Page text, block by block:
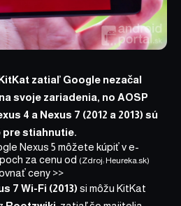
zatiaľ Google nezačal
svoje zariadenia, no AOSP
4 a Nexus 7 (2012 a 2013) sú
pre stiahnutie.
Nexus 5 môžete kúpiť ve-
za cenu od (Zdroj: Heureka.sk)
ceny >>
7 Wi-Fi (2013) si môžu KitKat